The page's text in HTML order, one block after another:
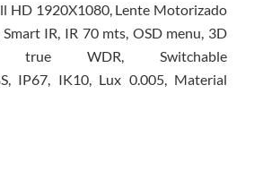
HD 1920X1080, Lente Motorizado
IR, IR 70 mts, OSD menu, 3D
true WDR, Switchable
IP67, IK10, Lux 0.005, Material